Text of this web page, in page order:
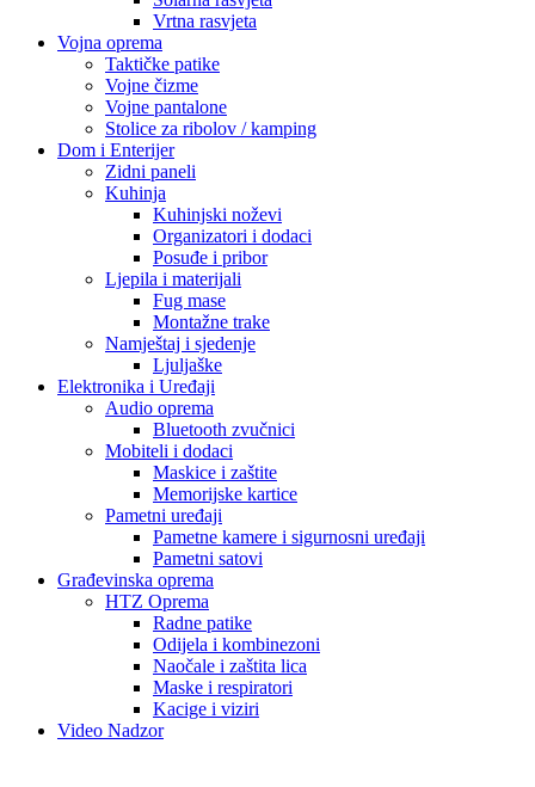
Vrtna rasvjeta
Vojna oprema
Taktičke patike
Vojne čizme
Vojne pantalone
Stolice za ribolov / kamping
Dom i Enterijer
Zidni paneli
Kuhinja
Kuhinjski noževi
Organizatori i dodaci
Posuđe i pribor
Ljepila i materijali
Fug mase
Montažne trake
Namještaj i sjedenje
Ljuljaške
Elektronika i Uređaji
Audio oprema
Bluetooth zvučnici
Mobiteli i dodaci
Maskice i zaštite
Memorijske kartice
Pametni uređaji
Pametne kamere i sigurnosni uređaji
Pametni satovi
Građevinska oprema
HTZ Oprema
Radne patike
Odijela i kombinezoni
Naočale i zaštita lica
Maske i respiratori
Kacige i viziri
Video Nadzor